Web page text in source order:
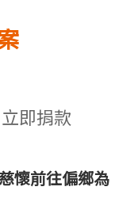
立即捐款
懷前往偏鄉為